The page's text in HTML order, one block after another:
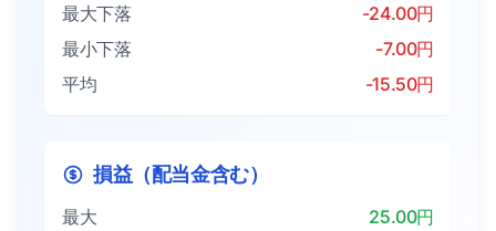
最大下落
-24.00円
最小下落
-7.00円
平均
-15.50円
損益（配当金含む）
最大
25.00円